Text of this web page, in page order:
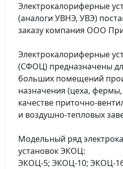
Электрокалориферные
(аналоги УВНЭ, УВЭ)
заказу компания ООО
Электрокалориферные
(СФОЦ) предназначены
больших помещений
назначения (цеха, фермы,
качестве приточно-
и воздушно-тепловых
Модельный ряд
установок ЭКОЦ:
ЭКОЦ-5; ЭКОЦ-10; ЭКОЦ-